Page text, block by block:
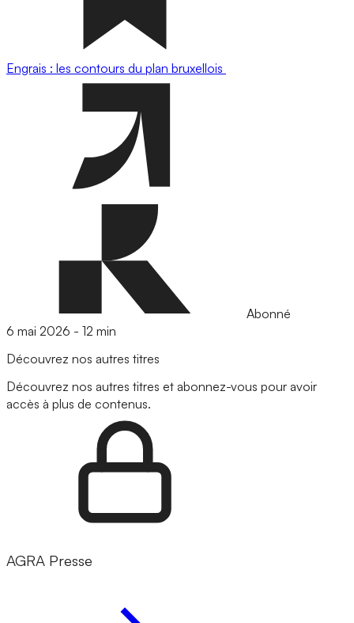
Engrais : les contours du plan bruxellois
Abonné
6 mai 2026 - 12 min
Découvrez nos autres titres
Découvrez nos autres titres et abonnez-vous pour avoir
accès à plus de contenus.
AGRA Presse